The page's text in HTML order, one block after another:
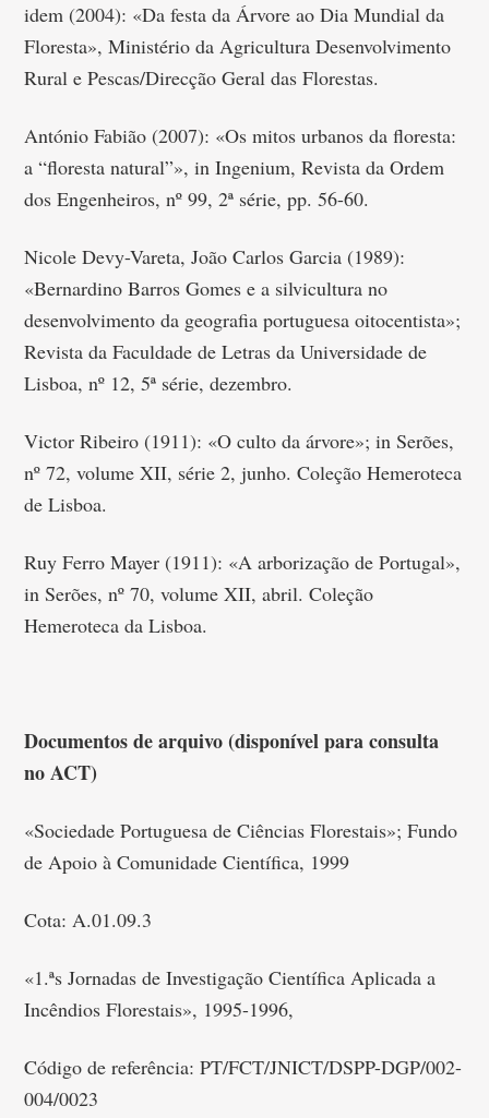
idem (2004): «Da festa da Árvore ao Dia Mundial da
Floresta», Ministério da Agricultura Desenvolvimento
Rural e Pescas/Direcção Geral das Florestas.
António Fabião (2007): «Os mitos urbanos da floresta:
a “floresta natural”», in Ingenium, Revista da Ordem
dos Engenheiros, nº 99, 2ª série, pp. 56-60.
Nicole Devy-Vareta, João Carlos Garcia (1989):
«Bernardino Barros Gomes e a silvicultura no
desenvolvimento da geografia portuguesa oitocentista»;
Revista da Faculdade de Letras da Universidade de
Lisboa, nº 12, 5ª série, dezembro.
Victor Ribeiro (1911): «O culto da árvore»; in Serões,
nº 72, volume XII, série 2, junho. Coleção Hemeroteca
de Lisboa.
Ruy Ferro Mayer (1911): «A arborização de Portugal»,
in Serões, nº 70, volume XII, abril. Coleção
Hemeroteca da Lisboa.
Documentos de arquivo (disponível para consulta
no ACT)
«Sociedade Portuguesa de Ciências Florestais»; Fundo
de Apoio à Comunidade Científica, 1999
Cota: A.01.09.3
«1.ªs Jornadas de Investigação Científica Aplicada a
Incêndios Florestais», 1995-1996,
Código de referência: PT/FCT/JNICT/DSPP-DGP/002-
004/0023